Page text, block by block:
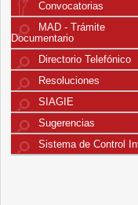
Convocatorias
MAD - Trámite
Documentario
Directorio Telefónico
Resoluciones
SIAGIE
Sugerencias
Sistema de Control